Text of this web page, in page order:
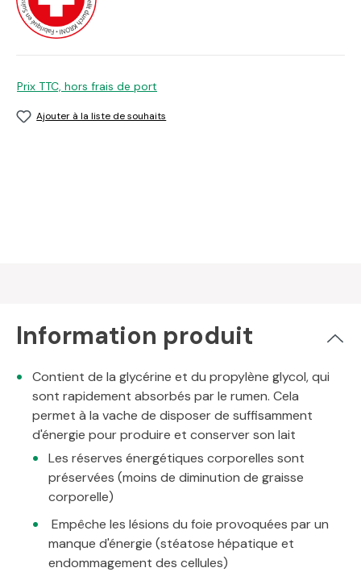
Prix TTC, hors frais de port
Ajouter à la liste de souhaits
Information produit
Contient de la glycérine et du propylène glycol, qui
sont rapidement absorbés par le rumen. Cela
permet à la vache de disposer de suffisamment
d'énergie pour produire et conserver son lait
Les réserves énergétiques corporelles sont
préservées (moins de diminution de graisse
corporelle)
Empêche les lésions du foie provoquées par un
manque d'énergie (stéatose hépatique et
endommagement des cellules)